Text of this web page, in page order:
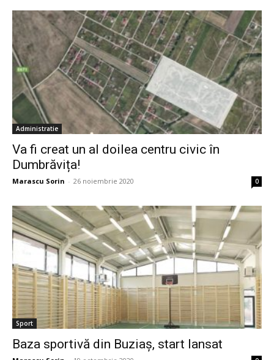
Administratie
Va fi creat un al doilea centru civic în
Dumbrăvița!
Marascu Sorin - 26 noiembrie 2020 0
Sport
Baza sportivă din Buziaș, start lansat